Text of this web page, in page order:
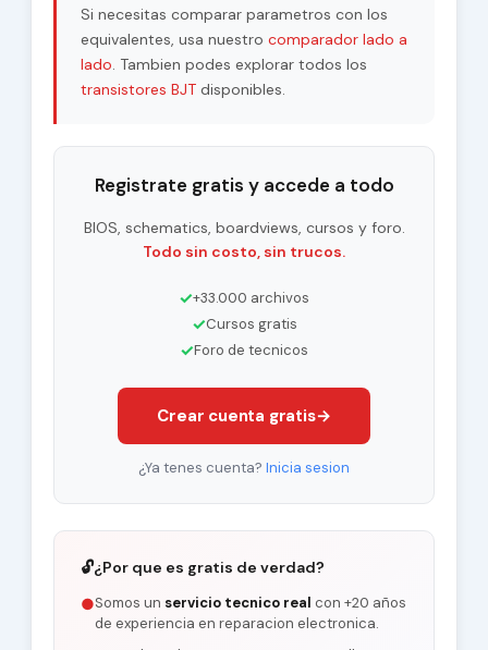
Transfer Ratio
(hFE), MIN
40
Si necesitas comparar parametros con los
equivalentes, usa nuestro comparador lado a
lado. Tambien podes explorar todos los
transistores BJTdisponibles.
Registrate gratis y accede a todo
BIOS, schematics, boardviews, cursos y foro.
Todo sin costo, sin trucos.
✓+33.000 archivos
✓Cursos gratis
✓Foro de tecnicos
Crear cuenta gratis→
¿Ya tenes cuenta? Inicia sesion
🔓¿Por que es gratis de verdad?
●Somos un servicio tecnico real con +20 años
de experiencia en reparacion electronica.